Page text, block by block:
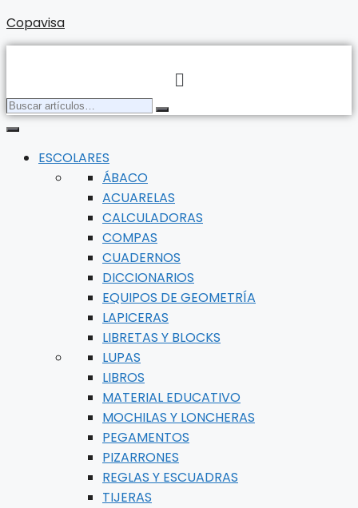
Saltar
al
Copavisa
Menú
Buscar
artículos…
Buscar
ESCOLARES
ÁBACO
ACUARELAS
CALCULADORAS
COMPAS
CUADERNOS
DICCIONARIOS
EQUIPOS DE GEOMETRÍA
LAPICERAS
LIBRETAS Y BLOCKS
LUPAS
LIBROS
MATERIAL EDUCATIVO
MOCHILAS Y LONCHERAS
PEGAMENTOS
PIZARRONES
REGLAS Y ESCUADRAS
TIJERAS